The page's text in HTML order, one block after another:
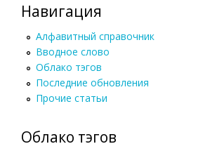
Навигация
Алфавитный справочник
Вводное слово
Облако тэгов
Последние обновления
Прочие статьи
Облако тэгов